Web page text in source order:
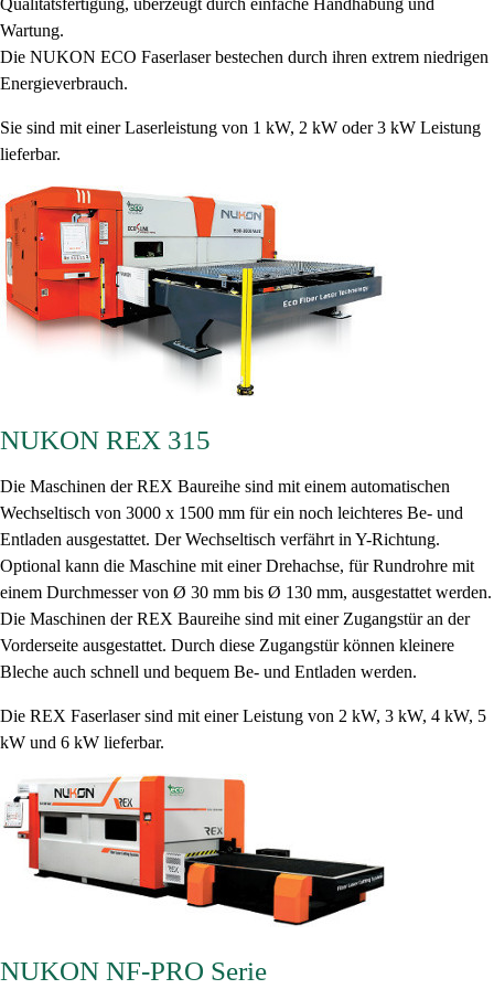
Qualitätsfertigung, überzeugt durch einfache Handhabung und
Wartung.
Die NUKON ECO Faserlaser bestechen durch ihren extrem niedrigen
Energieverbrauch.
Sie sind mit einer Laserleistung von 1 kW, 2 kW oder 3 kW Leistung
lieferbar.
NUKON REX 315
Die Maschinen der REX Baureihe sind mit einem automatischen
Wechseltisch von 3000 x 1500 mm für ein noch leichteres Be- und
Entladen ausgestattet. Der Wechseltisch verfährt in Y-Richtung.
Optional kann die Maschine mit einer Drehachse, für Rundrohre mit
einem Durchmesser von Ø 30 mm bis Ø 130 mm, ausgestattet werden.
Die Maschinen der REX Baureihe sind mit einer Zugangstür an der
Vorderseite ausgestattet. Durch diese Zugangstür können kleinere
Bleche auch schnell und bequem Be- und Entladen werden.
Die REX Faserlaser sind mit einer Leistung von 2 kW, 3 kW, 4 kW, 5
kW und 6 kW lieferbar.
NUKON NF-PRO Serie